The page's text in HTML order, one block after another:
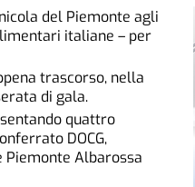
del Piemonte agli
italiane – per
trascorso, nella
di gala.
quattro
DOCG,
Piemonte Albarossa